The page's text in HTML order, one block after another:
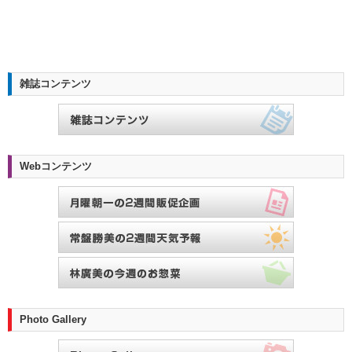
雑誌コンテンツ
Webコンテンツ
Photo Gallery